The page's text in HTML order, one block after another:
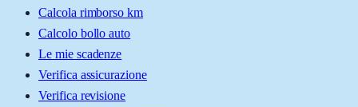
Calcola rimborso km
Calcolo bollo auto
Le mie scadenze
Verifica assicurazione
Verifica revisione